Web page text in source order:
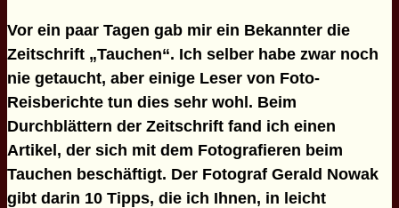
Vor ein paar Tagen gab mir ein Bekannter die
Zeitschrift „Tauchen“. Ich selber habe zwar noch
nie getaucht, aber einige Leser von Foto-
Reisberichte tun dies sehr wohl. Beim
Durchblättern der Zeitschrift fand ich einen
Artikel, der sich mit dem Fotografieren beim
Tauchen beschäftigt. Der Fotograf Gerald Nowak
gibt darin 10 Tipps, die ich Ihnen, in leicht